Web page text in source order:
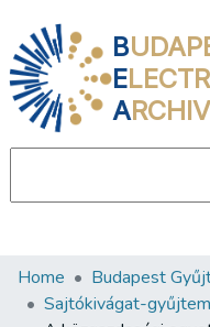
B
E
A
Communities &
Home Budapest
Sajtókivágat-